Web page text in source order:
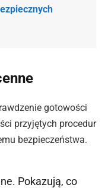
gotowości
przyjętych procedur
bezpieczeństwa.
Pokazują, co